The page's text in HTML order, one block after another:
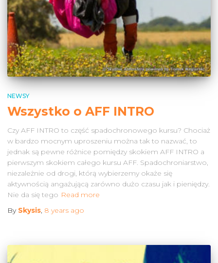
NEWSY
Wszystko o AFF INTRO
Czy AFF INTRO to część spadochronowego kursu? Chociaż
w bardzo mocnym uproszeniu można tak to nazwać, to
jednak są pewne różnice pomiędzy skokiem AFF INTRO a
pierwszym skokiem całego kursu AFF. Spadochroniarstwo,
niezależnie od drogi, którą wybierzemy okaże się
aktywnością angażującą zarówno dużo czasu jak i pieniędzy.
Nie da się tego Read more
By Skysis, 8 years ago